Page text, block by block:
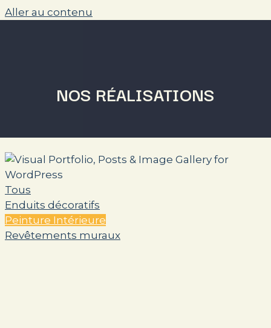
Aller au contenu
NOS RÉALISATIONS
Tous
Enduits décoratifs
Peinture Intérieure
Revêtements muraux